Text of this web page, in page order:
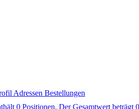
Adressen Bestellungen
0 Positionen. Der Gesamtwert beträgt